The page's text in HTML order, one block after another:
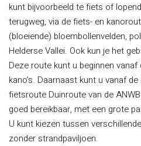
kunt bijvoorbeeld te fiets of
terugweg, via de fiets- en
(bloeiende) bloembollenvelden,
Helderse Vallei. Ook kun je het
Deze route kunt u beginnen
kano’s. Daarnaast kunt u vanaf
fietsroute Duinroute van de
goed bereikbaar, met een grote
U kunt kiezen tussen
zonder strandpaviljoen.